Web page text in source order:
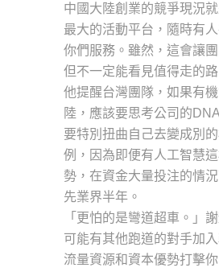
中國大陸創業的競爭現況
最大的活動平台，隨時有
你們服務。雖然，這會讓團
但不一定能看見值得走的路
他提醒台灣團隊，如果有
陸，應該要思考公司的
要特別扭曲自己去變成別
例，因為即便有人工智慧
勢，在資金大量投注的情
先業界半年。
「更怕的是彎道超車。」
可能有其他跑道的對手加
流量資源和資本優勢打擊